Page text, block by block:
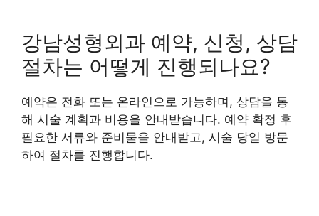
강남성형외과 예약, 신청, 상담
절차는 어떻게 진행되나요?
예약은 전화 또는 온라인으로 가능하며, 상담을 통
해 시술 계획과 비용을 안내받습니다. 예약 확정 후
필요한 서류와 준비물을 안내받고, 시술 당일 방문
하여 절차를 진행합니다.